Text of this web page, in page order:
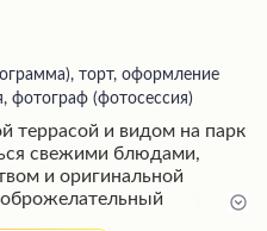
торт, оформление
фотограф (фотосессия)
террасой и видом на парк
свежими блюдами,
и оригинальной